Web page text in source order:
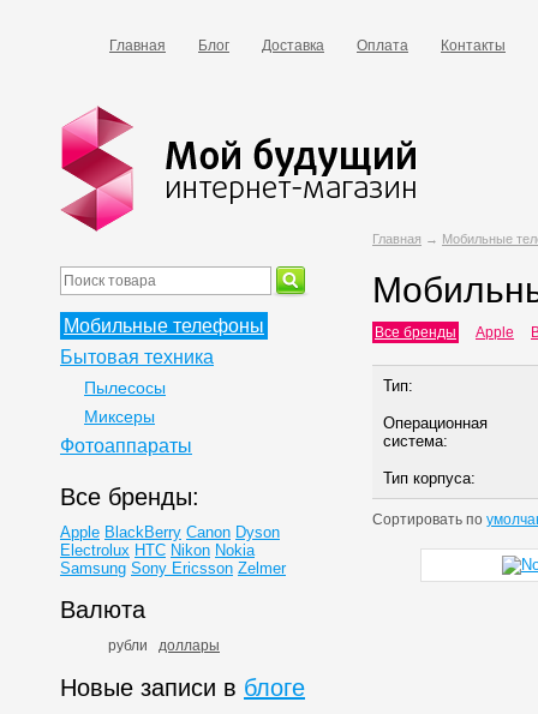
Главная Блог Доставка Оплата Контакты
Главная → Мобильные
Все бренды Apple
Тип:
Операционная
система:
Тип корпуса:
Сортировать по
Мобильные телефоны
Бытовая техника
Пылесосы
Миксеры
Фотоаппараты
Все бренды:
Apple BlackBerry Canon Dyson
Electrolux HTC Nikon Nokia
Samsung Sony Ericsson Zelmer
Валюта
рубли доллары
Новые записи в блоге